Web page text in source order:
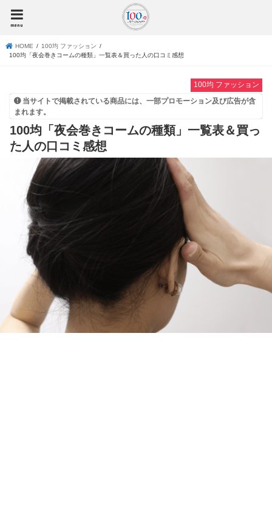
menu
HOME
100均 ファッション
100均「夜会巻きコームの種類」一覧表＆買った人の口コミ感想
100均 ファッション
当サイトで掲載されている商品には、一部プロモーション及び広告が含
まれます。
100均「夜会巻きコームの種類」一覧表＆買っ
た人の口コミ感想